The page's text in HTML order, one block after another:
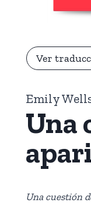
Ver
Emily
Una
Una cuestión